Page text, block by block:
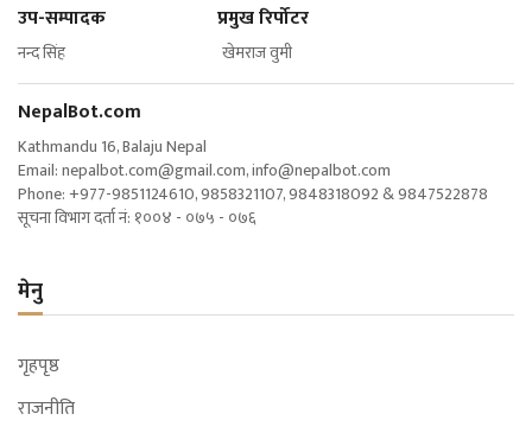
उप-सम्पादक प्रमुख रिर्पोटर
नन्द सिंह खेमराज वुमी
NepalBot.com
Kathmandu 16, Balaju Nepal
Email:nepalbot.com@gmail.com,info@nepalbot.com
Phone: +977-9851124610, 9858321107, 9848318092 & 9847522878
सूचना विभाग दर्ता नं: १००४ - ०७५ - ०७६
मेनु
गृहपृष्ठ
राजनीति